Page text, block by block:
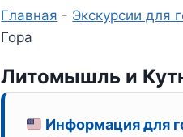
Главная - Экскурсии для
Гора
Литомышль и
Информация для